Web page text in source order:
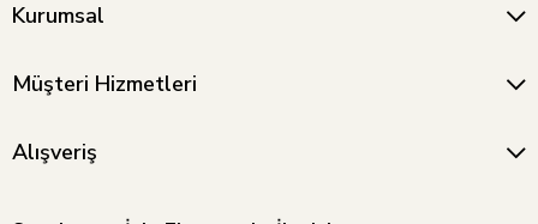
Kurumsal
Müşteri Hizmetleri
Alışveriş